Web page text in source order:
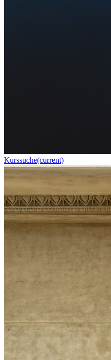
Kurssuche(current)